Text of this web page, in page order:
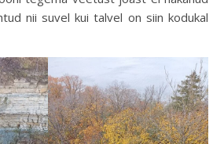
nii suvel kui talvel on siin kodukal